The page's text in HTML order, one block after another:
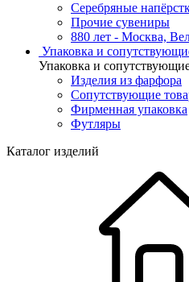
Серебряные
Прочие сувениры
880 лет - Москва,
Упаковка и
Упаковка и
Изделия из фарфора
Сопутствующие
Фирменная упаковка
Футляры
Каталог изделий